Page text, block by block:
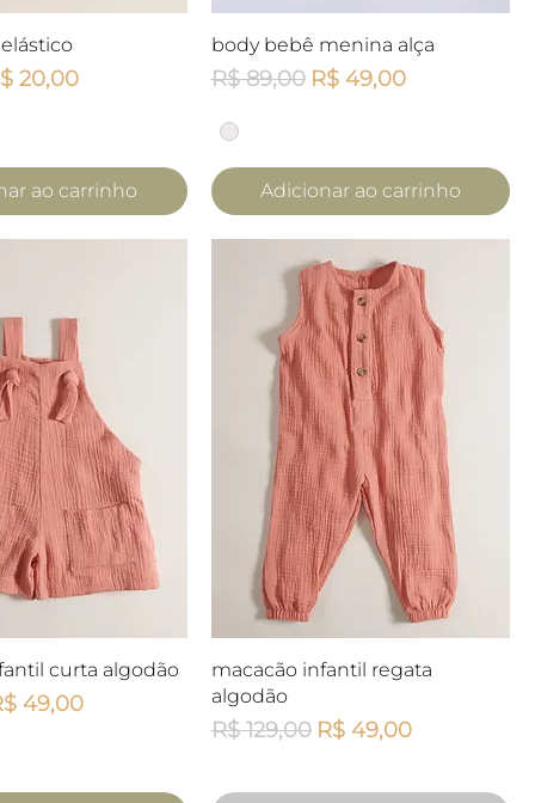
rápida
promocional
20,00
ao carrinho
Visualização rápida
body bebê menina alça
Preço normal
R$ 89,00 Preço promocional
R$ 49,00
Adicionar ao carrinho
rápida
curta algodão
promocional
49,00
Visualização rápida
macacão infantil regata
algodão
Preço normal
R$ 129,00 Preço promocional
R$ 49,00